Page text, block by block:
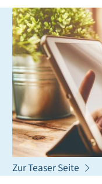
E-Formulare
Diee-Formulare
und online
die gesonderte
ausdrucken und mit
Schumann-
Baden-Baden)
Zur Teaser Seite